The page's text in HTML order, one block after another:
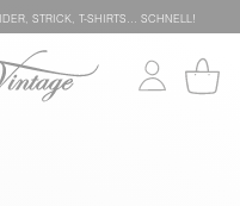
STRICK, T-SHIRTS… SCHNELL!